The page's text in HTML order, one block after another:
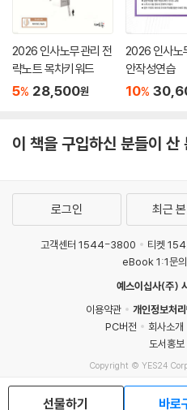
087. 현재 타당도(concurrent
088. 예측 타당도(predictive
089. 내용 타당도(content
090. 구성 타당도(Construct
091. 선발도구의 타당도
094. 채용 브랜딩(employer
097. 인적자원개발 프로그램의 포
098. 인적자원 포트폴리오
099. 지식의 반감기(half-life
100. 교육훈련 시스템의 구조
101. 교육훈련 프로세스
102. 교육훈련 수요조사의 수준
103. 교육훈련의 미시적 접근
105. 교육훈련 대상자에 따른 기법
2026 인사노무관리 전
략노트 목차키워드
5% 28,500원
2026 인사노
안작성연습
10%
이 책을 구입하신 분들이 산
선물하기 바로
로그인 최근
고객센터 1544-3800 티켓
eBook 1:1문
예스이십사(주)
이용약관
개인정보처
PC버전
회사소개
도서홍보
Copyright © YES24